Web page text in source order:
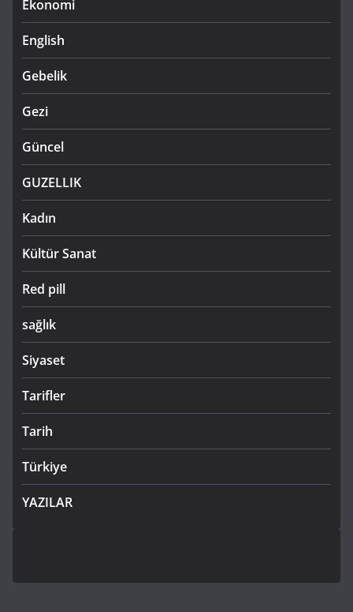
Ekonomi
English
Gebelik
Gezi
Güncel
GUZELLIK
Kadın
Kültür Sanat
Red pill
sağlık
Siyaset
Tarifler
Tarih
Türkiye
YAZILAR